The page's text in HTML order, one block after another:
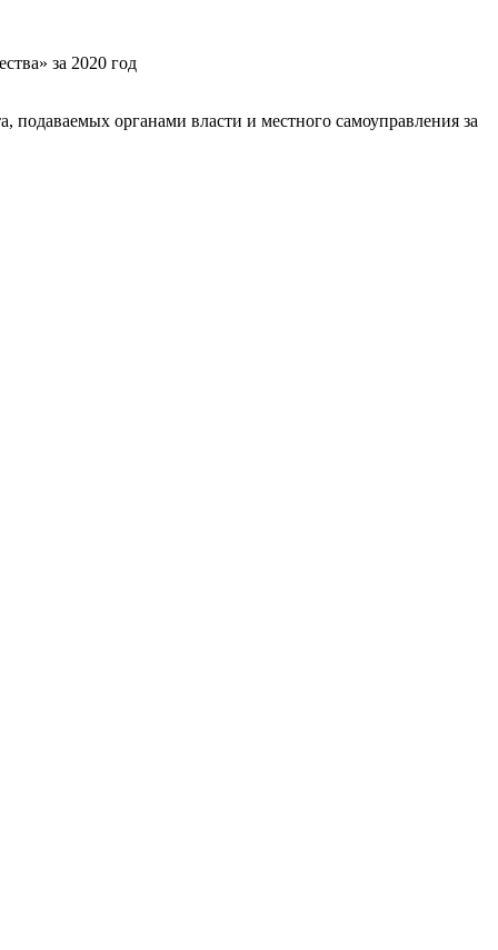
за 2020 год
подаваемых органами власти и местного самоуправления за